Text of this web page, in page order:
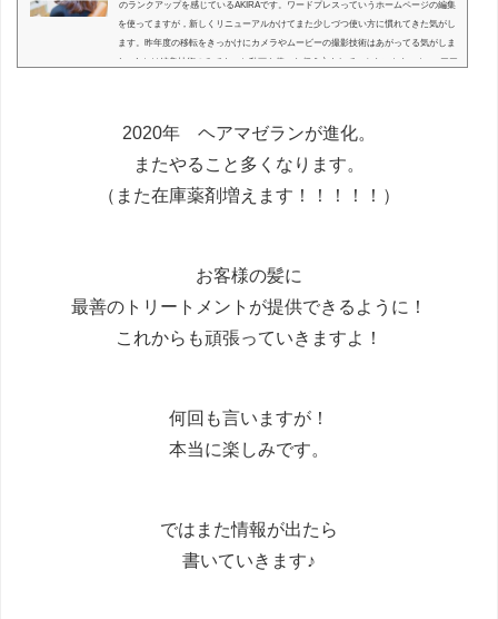
のランクアップを感じているAKIRAです。ワードプレスっていうホームページの編集
を使ってますが，新しくリニューアルかけてまた少しづつ使い方に慣れてきた気がし
ます。昨年度の移転をきっかけにカメラやムービーの撮影技術はあがってる気がしま
す。あとは編集技術のみでもっと動画を使った伝え方もしていかないとなーと♪ヘアア
2020年 ヘアマゼランが進化。
またやること多くなります。
（また在庫薬剤増えます！！！！！）
お客様の髪に
最善のトリートメントが提供できるように！
これからも頑張っていきますよ！
何回も言いますが！
本当に楽しみです。
ではまた情報が出たら
書いていきます♪